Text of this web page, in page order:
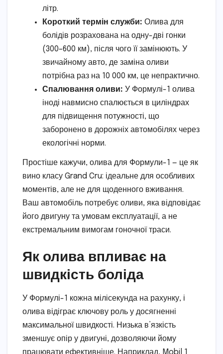
літр.
Короткий термін служби: Олива для
болідів розрахована на одну-дві гонки
(300–600 км), після чого її замінюють. У
звичайному авто, де заміна оливи
потрібна раз на 10 000 км, це непрактично.
Спалювання оливи: У Формулі-1 олива
іноді навмисно спалюється в циліндрах
для підвищення потужності, що
заборонено в дорожніх автомобілях через
екологічні норми.
Простіше кажучи, олива для Формули-1 — це як
вино класу Grand Cru: ідеальне для особливих
моментів, але не для щоденного вживання.
Ваш автомобіль потребує оливи, яка відповідає
його двигуну та умовам експлуатації, а не
екстремальним вимогам гоночної траси.
Як олива впливає на
швидкість боліда
У Формулі-1 кожна мілісекунда на рахунку, і
олива відіграє ключову роль у досягненні
максимальної швидкості. Низька в’язкість
зменшує опір у двигуні, дозволяючи йому